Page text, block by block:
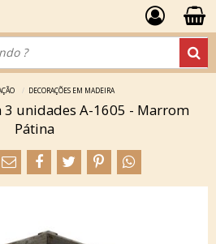
DECORAÇÕES EM MADEIRA
3 unidades A-1605 - Marrom
Pátina